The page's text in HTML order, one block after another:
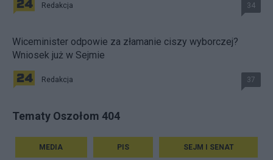
Redakcja 34
Wiceminister odpowie za złamanie ciszy wyborczej?
Wniosek już w Sejmie
Redakcja 37
Tematy Oszołom 404
MEDIA PIS SEJM I SENAT